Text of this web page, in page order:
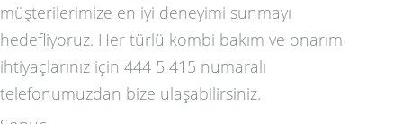
müşterilerimize en iyi deneyimi sunmayı
hedefliyoruz. Her türlü kombi bakım ve onarım
ihtiyaçlarınız için 444 5 415 numaralı
telefonumuzdan bize ulaşabilirsiniz.